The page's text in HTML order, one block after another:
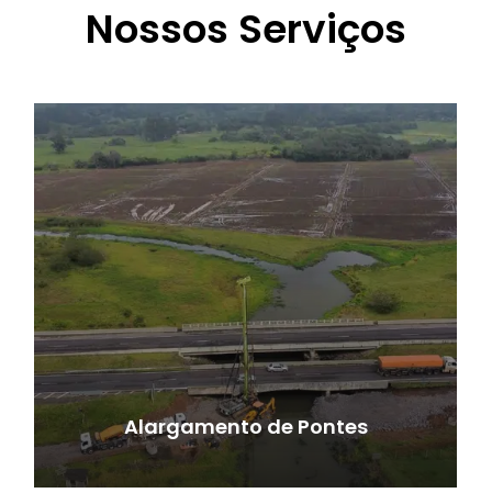
Nossos Serviços
Alargamento de Pontes